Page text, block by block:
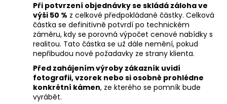
Při potvrzení objednávky se skládá záloha ve
výši 50 % z celkové předpokládané částky. Celková
částka se definitivně potvrdí po technickém
záměru, kdy se porovná výpočet cenové nabídky s
realitou. Tato částka se už dále nemění, pokud
nepřibudou nové požadavky ze strany klienta.
Před zahájením výroby zákazník uvidí
fotografii, vzorek nebo si osobně prohlédne
konkrétní kámen, ze kterého se pomník bude
vyrábět.